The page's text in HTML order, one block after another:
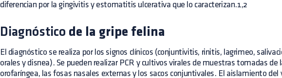
diferencian por la gingivitis y estomatitis ulcerativa que lo caracterizan.1,2
Diagnóstico de la gripe felina
El diagnóstico se realiza por los signos clínicos (conjuntivitis, rinitis, lagrimeo,
orales y disnea). Se pueden realizar PCR y cultivos virales de muestras tomadas de
orofaríngea, las fosas nasales externas y los sacos conjuntivales. El aislamiento del